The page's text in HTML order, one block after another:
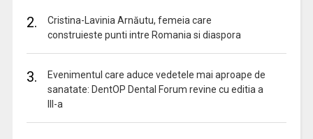
2.
Cristina-Lavinia Arnăutu, femeia care
construieste punti intre Romania si diaspora
3.
Evenimentul care aduce vedetele mai aproape de
sanatate: DentOP Dental Forum revine cu editia a
III-a